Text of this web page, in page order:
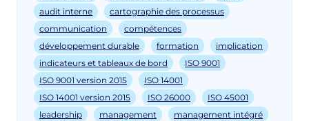
audit interne
cartographie des processus
communication
compétences
développement durable
formation
implication
indicateurs et tableaux de bord
ISO 9001
ISO 9001 version 2015
ISO 14001
ISO 14001 version 2015
ISO 26000
ISO 45001
leadership
management
management intégré